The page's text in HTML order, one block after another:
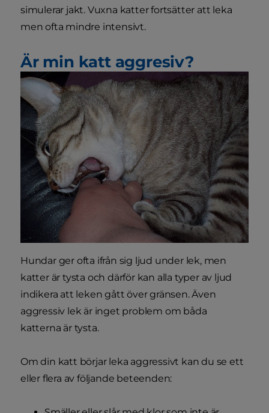
simulerar jakt. Vuxna katter fortsätter att leka
men ofta mindre intensivt.
Är min katt aggresiv?
Hundar ger ofta ifrån sig ljud under lek, men
katter är tysta och därför kan alla typer av ljud
indikera att leken gått över gränsen. Även
aggressiv lek är inget problem om båda
katterna är tysta.
Om din katt börjar leka aggressivt kan du se ett
eller flera av följande beteenden: